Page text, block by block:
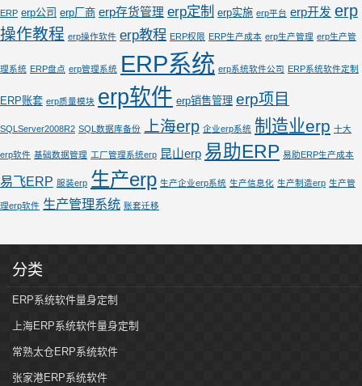
ERP erp公司 erp厂商 erp存货管理 erp定制 erp实施 erp平台 erp开发 erp
操作教程 erp操作软件 erp教程 ERP权限 ERP生产成本 erp生产管理 erp生产管
理系统 ERP盘点 erp管理系统 ERP系统 erp系统软件公司 ERP系统软件定制
ERP账套 erp质量模块 erp软件 erp销售管理 erp项目
SQLServer2008R2 SQL数据库备份 上海erp 企业erp系统 制造业erp 十大
erp软件 基础数据管理 工厂管理系统erp 昆山erp 易助ERP 易助ERP生产成本
易飞ERP 服装erp 生产erp 生产企业erp系统 生产信息化 生产制造erp 生产管
理erp软件 生产管理系统 账套迁移
分类
ERP系统软件量身定制
上海ERP系统软件量身定制
常熟太仓ERP系统软件
张家港ERP系统软件